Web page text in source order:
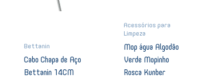
Bettanin
Cabo Chapa de Aço
Bettanin 14CM
Acessórios para
Limpeza
Mop água Algodão
Verde Mopinho
Rosca Kunber